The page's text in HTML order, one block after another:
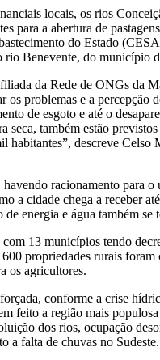
locais, os rios
para a abertura de
do Estado
Benevente, do município
da Rede de ONGs da
problemas e a percepção
de esgoto e até o
seca, também estão
habitantes”, descreve Celso
racionamento para
a cidade chega a receber
energia e água também se
13 municípios tendo
propriedades rurais foram
os agricultores.
conforme a crise
feito a região mais
dos rios, ocupação
a falta de chuvas no Sudeste.